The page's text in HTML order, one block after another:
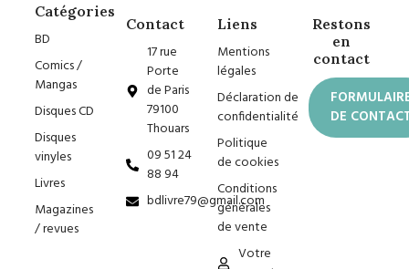
Catégories
BD
Comics /
Mangas
Disques CD
Disques
vinyles
Livres
Magazines
/ revues
Contact
17 rue
Porte
de Paris
79100
Thouars
09 51 24
88 94
bdlivre79@gmail.com
Liens
Mentions
légales
Déclaration de
confidentialité
Politique
de cookies
Conditions
générales
de vente
Votre
Restons
en
contact
DE